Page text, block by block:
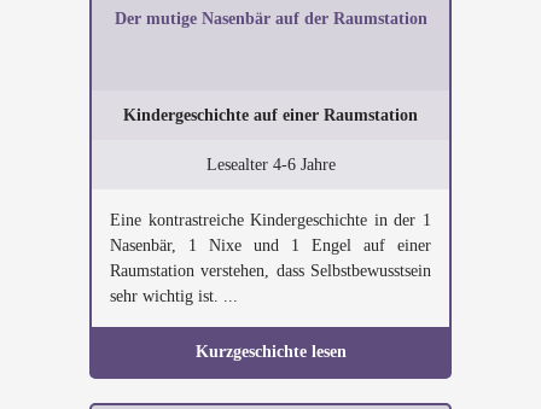
Der mutige Nasenbär auf der Raumstation
Kindergeschichte auf einer Raumstation
Lesealter 4-6 Jahre
Eine kontrastreiche Kindergeschichte in der 1
Nasenbär, 1 Nixe und 1 Engel auf einer
Raumstation verstehen, dass Selbstbewusstsein
sehr wichtig ist. ...
Kurzgeschichte lesen